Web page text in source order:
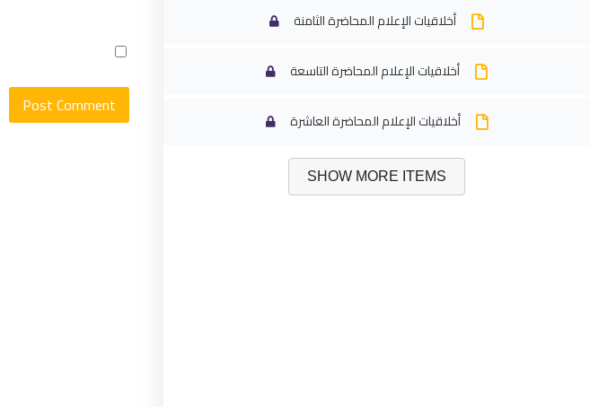
أخلاقيات الإعلام المحاضرة الثامنة
أخلاقيات الإعلام المحاضرة التاسعة
أخلاقيات الإعلام المحاضرة العاشرة
SHOW MORE ITEMS